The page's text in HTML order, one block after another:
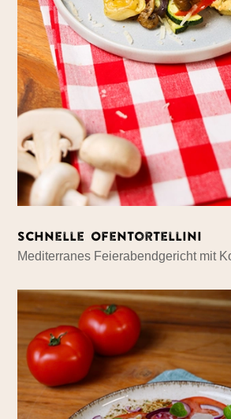
Schnelle Ofentortellini
Mediterranes Feierabendgericht mit